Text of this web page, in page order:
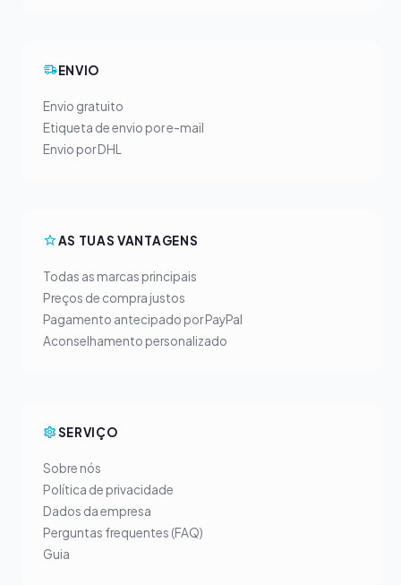
ENVIO
Envio gratuito
Etiqueta de envio por e-mail
Envio por DHL
AS TUAS VANTAGENS
Todas as marcas principais
Preços de compra justos
Pagamento antecipado por PayPal
Aconselhamento personalizado
SERVIÇO
Sobre nós
Política de privacidade
Dados da empresa
Perguntas frequentes (FAQ)
Guia